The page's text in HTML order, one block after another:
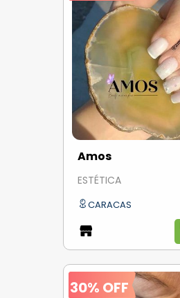
Amos
ESTÉTICA
CARACAS
30% OFF